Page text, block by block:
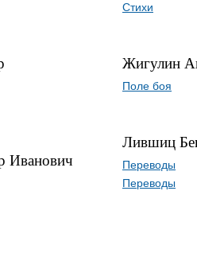
Иванович
Стихи
Жигулин
Поле боя
Лившиц
Переводы
Переводы